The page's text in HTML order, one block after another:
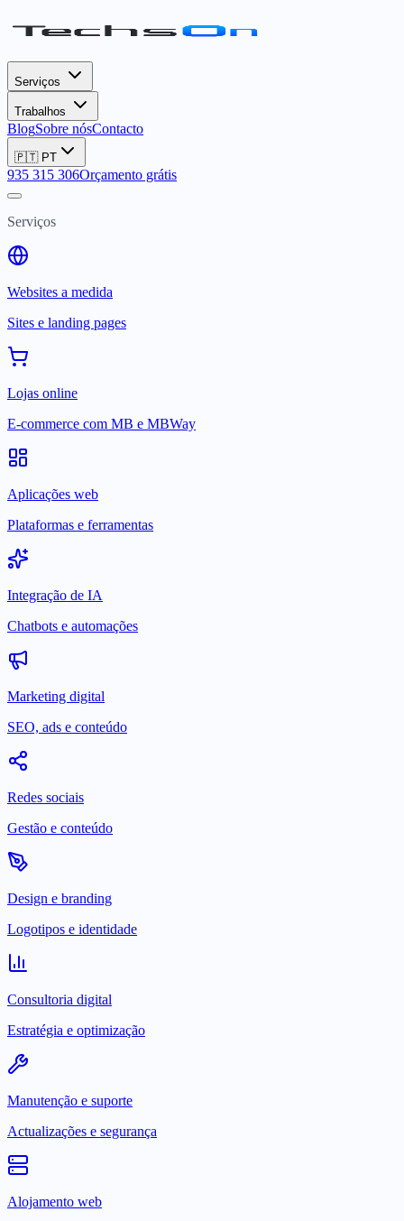
Serviços
Trabalhos
BlogSobre nósContacto
🇵🇹 PT
935 315 306Orçamento grátis
Serviços
Websites a medida
Sites e landing pages
Lojas online
E-commerce com MB e MBWay
Aplicações web
Plataformas e ferramentas
Integração de IA
Chatbots e automações
Marketing digital
SEO, ads e conteúdo
Redes sociais
Gestão e conteúdo
Design e branding
Logotipos e identidade
Consultoria digital
Estratégia e optimização
Manutenção e suporte
Actualizações e segurança
Alojamento web